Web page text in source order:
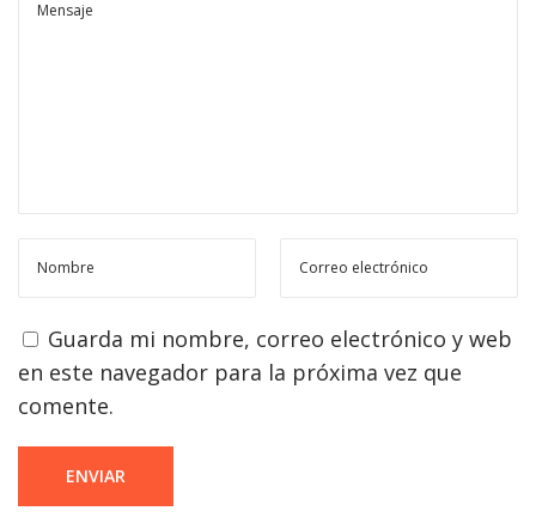
Guarda mi nombre, correo electrónico y web
en este navegador para la próxima vez que
comente.